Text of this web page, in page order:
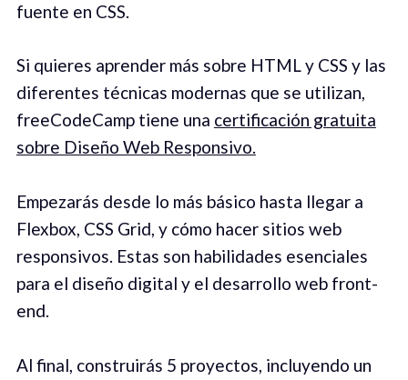
fuente en CSS.
Si quieres aprender más sobre HTML y CSS y las
diferentes técnicas modernas que se utilizan,
freeCodeCamp tiene una certificación gratuita
sobre Diseño Web Responsivo.
Empezarás desde lo más básico hasta llegar a
Flexbox, CSS Grid, y cómo hacer sitios web
responsivos. Estas son habilidades esenciales
para el diseño digital y el desarrollo web front-
end.
Al final, construirás 5 proyectos, incluyendo un